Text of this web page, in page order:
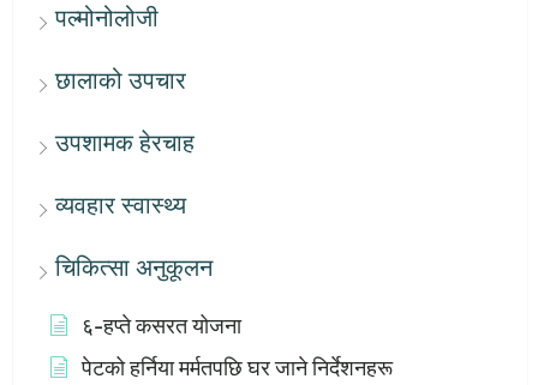
पल्मोनोलोजी
छालाको उपचार
उपशामक हेरचाह
व्यवहार स्वास्थ्य
चिकित्सा अनुकूलन
६-हप्ते कसरत योजना
पेटको हर्निया मर्मतपछि घर जाने निर्देशनहरू